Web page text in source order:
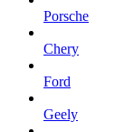
Porsche
Chery
Ford
Geely